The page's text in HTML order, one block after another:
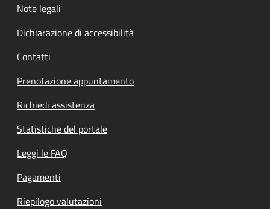
Note legali
Dichiarazione di accessibilità
Contatti
Prenotazione appuntamento
Richiedi assistenza
Statistiche del portale
Leggi le FAQ
Pagamenti
Riepilogo valutazioni